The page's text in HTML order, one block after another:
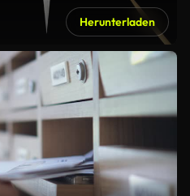
Herunterladen